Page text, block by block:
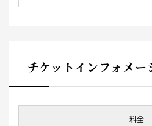
チケットインフォメー
料金